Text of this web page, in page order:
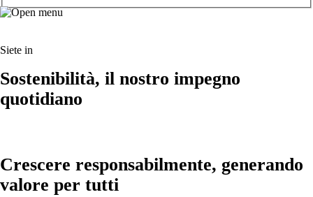
Siete in
Sostenibilità, il nostro impegno
quotidiano
Crescere responsabilmente, generando
valore per tutti